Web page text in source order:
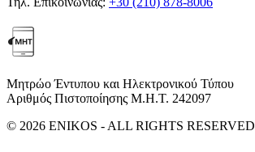
Μητρώο Έντυπου και Ηλεκτρονικού Τύπου
Αριθμός Πιστοποίησης Μ.Η.Τ. 242097
© 2026 ENIKOS - ALL RIGHTS RESERVED